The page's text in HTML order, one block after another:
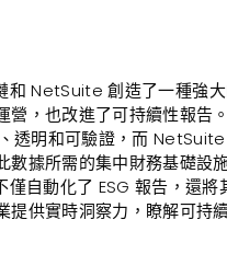
和 NetSuite 創造了一種強
營，也改進了可持續性報告
透明和可驗證，而
數據所需的集中財務基礎設
自動化了 ESG 報告，還將
提供實時洞察力，瞭解可持